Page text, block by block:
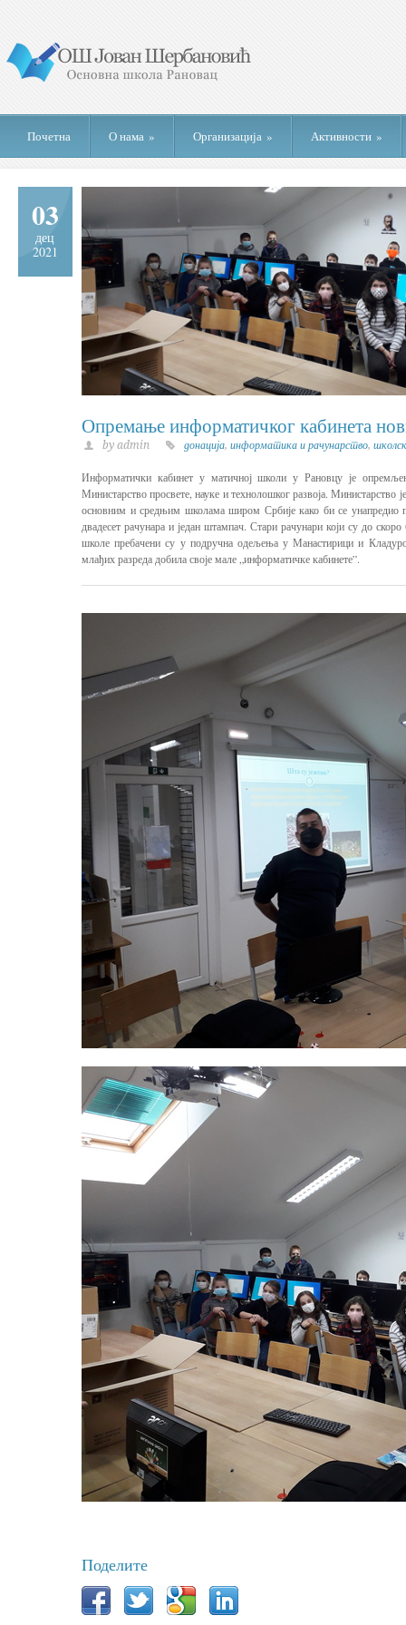
Почетна О нама » Организација » Активности »
03
дец
2021
Опремање информатичког кабинета
by admin донација, информатика и рачунарство,
Информатички кабинет у матичној школи у Рановцу је
Министарство просвете, науке и технолошког развоја. Министарство
основним и средњим школама широм Србије како би се унапредио
двадесет рачунара и један штампач. Стари рачунари који су до
школе пребачени су у подручна одељења у Манастирици и
млађих разреда добила своје мале „информатичке кабинете”.
Поделите